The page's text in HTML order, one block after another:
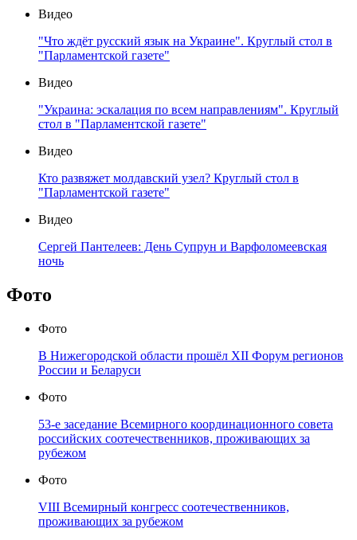
Видео
"Что ждёт русский язык на Украине". Круглый стол в
"Парламентской газете"
Видео
"Украина: эскалация по всем направлениям". Круглый
стол в "Парламентской газете"
Видео
Кто развяжет молдавский узел? Круглый стол в
"Парламентской газете"
Видео
Сергей Пантелеев: День Супрун и Варфоломеевская
ночь
Фото
Фото
В Нижегородской области прошёл XII Форум регионов
России и Беларуси
Фото
53-е заседание Всемирного координационного совета
российских соотечественников, проживающих за
рубежом
Фото
VIII Всемирный конгресс соотечественников,
проживающих за рубежом